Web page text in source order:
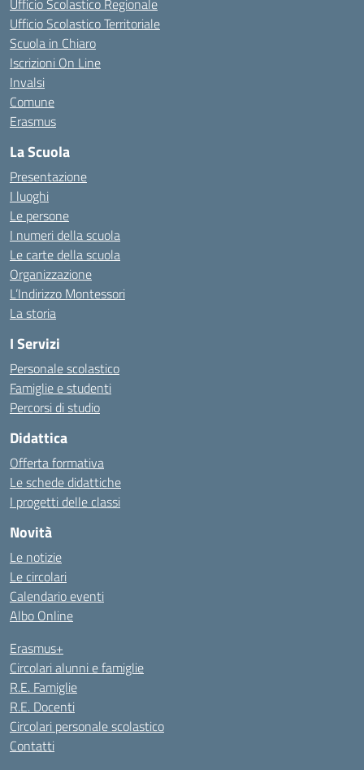
Ufficio Scolastico Regionale
Ufficio Scolastico Territoriale
Scuola in Chiaro
Iscrizioni On Line
Invalsi
Comune
Erasmus
La Scuola
Presentazione
I luoghi
Le persone
I numeri della scuola
Le carte della scuola
Organizzazione
L’Indirizzo Montessori
La storia
I Servizi
Personale scolastico
Famiglie e studenti
Percorsi di studio
Didattica
Offerta formativa
Le schede didattiche
I progetti delle classi
Novità
Le notizie
Le circolari
Calendario eventi
Albo Online
Erasmus+
Circolari alunni e famiglie
R.E. Famiglie
R.E. Docenti
Circolari personale scolastico
Contatti